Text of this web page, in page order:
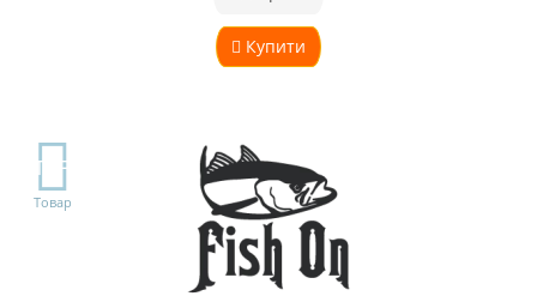
Купити
TOP
Товар